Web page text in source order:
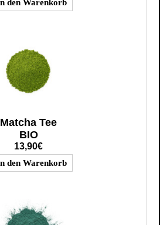
Matcha Tee
BIO
13,90€